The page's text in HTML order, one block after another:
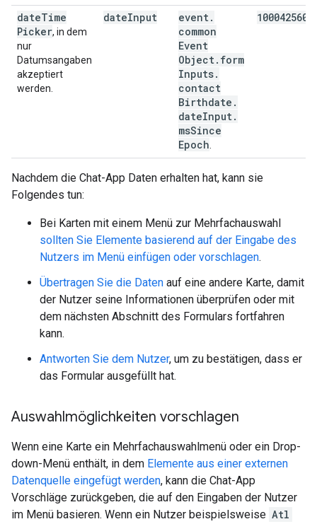
dateTime
Picker, in dem
nur
Datumsangaben
akzeptiert
werden.
dateInput event.
common
Event
Object. form
Inputs.
contact
Birthdate .
dateInput.
msSince
Epoch
Nachdem die Chat-App Daten erhalten hat, kann sie
Folgendes tun:
Bei Karten mit einem Menü zur Mehrfachauswahl
sollten Sie Elemente basierend auf der Eingabe des
Nutzers im Menü einfügen oder vorschlagen.
Übertragen Sie die Daten auf eine andere Karte, damit
der Nutzer seine Informationen überprüfen oder mit
dem nächsten Abschnitt des Formulars fortfahren
kann.
Antworten Sie dem Nutzer, um zu bestätigen, dass er
das Formular ausgefüllt hat.
Auswahlmöglichkeiten vorschlagen
Wenn eine Karte ein Mehrfachauswahlmenü oder ein Drop-
down-Menü enthält, in dem Elemente aus einer externen
Datenquelle eingefügt werden, kann die Chat-App
Vorschläge zurückgeben, die auf den Eingaben der Nutzer
im Menü basieren. Wenn ein Nutzer beispielsweise Atl